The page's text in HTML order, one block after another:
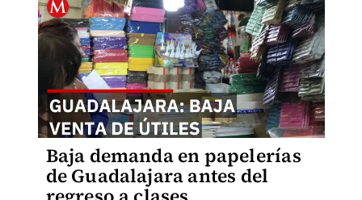
Baja demanda en papelerías
de Guadalajara antes del